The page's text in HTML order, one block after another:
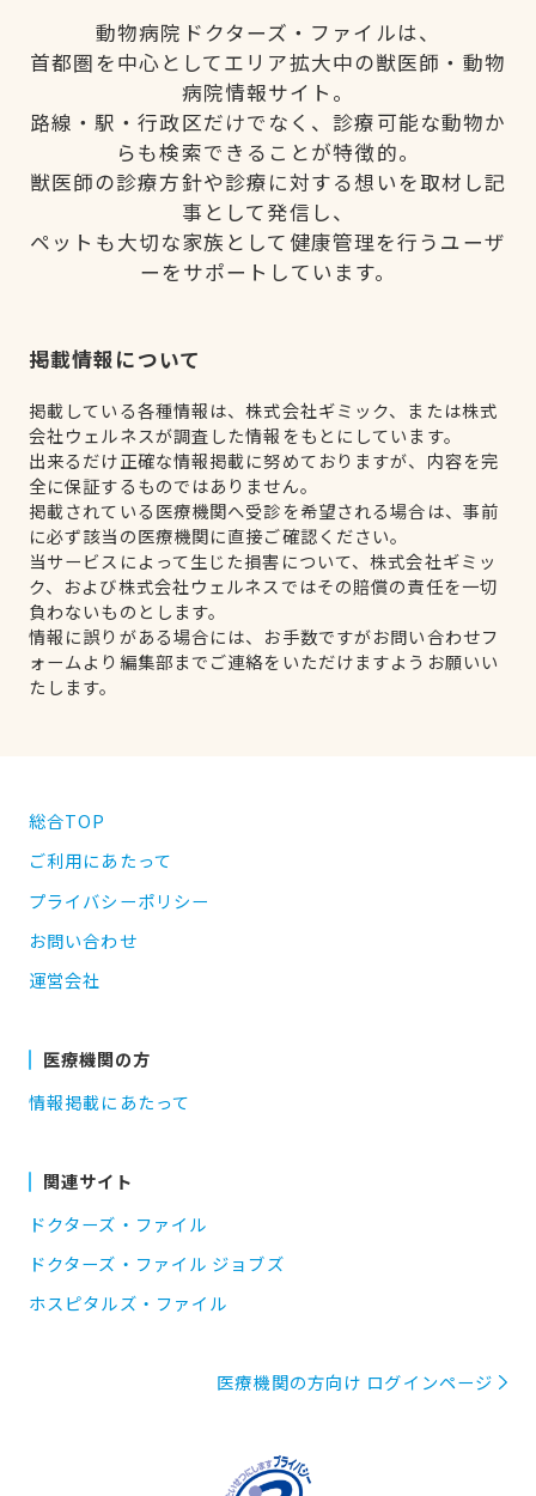
動物病院ドクターズ・ファイルは、
首都圏を中心としてエリア拡大中の獣医師・動物
病院情報サイト。
路線・駅・行政区だけでなく、診療可能な動物か
らも検索できることが特徴的。
獣医師の診療方針や診療に対する想いを取材し記
事として発信し、
ペットも大切な家族として健康管理を行うユーザ
ーをサポートしています。
掲載情報について
掲載している各種情報は、株式会社ギミック、または株式
会社ウェルネスが調査した情報をもとにしています。
出来るだけ正確な情報掲載に努めておりますが、内容を完
全に保証するものではありません。
掲載されている医療機関へ受診を希望される場合は、事前
に必ず該当の医療機関に直接ご確認ください。
当サービスによって生じた損害について、株式会社ギミッ
ク、および株式会社ウェルネスではその賠償の責任を一切
負わないものとします。
情報に誤りがある場合には、お手数ですがお問い合わせフ
ォームより編集部までご連絡をいただけますようお願いい
たします。
総合TOP
ご利用にあたって
プライバシーポリシー
お問い合わせ
運営会社
医療機関の方
情報掲載にあたって
関連サイト
ドクターズ・ファイル
ドクターズ・ファイル ジョブズ
ホスピタルズ・ファイル
医療機関の方向け ログインページ